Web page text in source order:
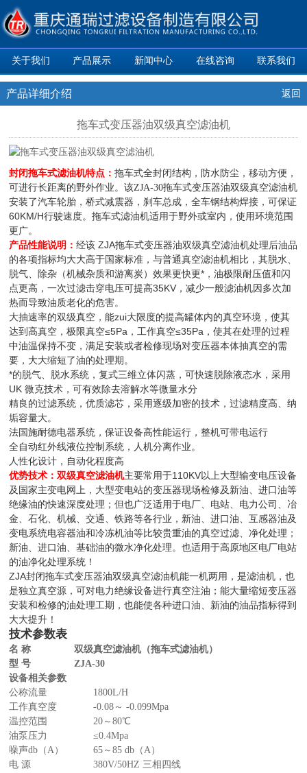
关于我们 产品展示 新闻中心 在线咨询 联系我们
产品详细介绍 返回
拖车式变压器油双级真空滤油机
封闭拖车式滤油机特点：拖车式全封闭结构，防水防尘，移动方便，
可进行长距离的野外作业。该ZJA-30拖车式变压器油双级真空滤油机
安装了汽车轮胎，桥式减震器，刹车总成，全车钢结构焊接，可保证
60KM/H行驶速度。拖车式滤油机适用于野外或室内，使用环境范围
更广。
产品性能说明：经该 ZJA拖车式变压器油双级真空滤油机处理后油品
的各项指标均大大高于国家标准，与普通真空滤油机相比，其脱水、
脱气、除杂（机械杂质和游离炭）效果更快更*，油极限耐压值和闪
点更高，一次过滤击穿电压可提高35KV，减少一般滤油机因多次加
热而导致油质老化的危害。
大抽速率的双级真空，能zui大限度的提高罐体内的真空环境，使其
达到高真空，极限真空≤5Pa，工作真空≤35Pa，使其在处理的过程
中油温保持不变，满足安装或者检修现场对变压器本体抽真空的需
要，大大缩短了油的处理期。
*的脱气、脱水系统，复式三维立体闪蒸，可快速脱除液态水，采用
UK 微克技术，可有效除去溶解水等微量水分
精良的过滤系统，优质滤芯，采用逐级加密的技术，过滤精度高、纳
垢容量大。
法国施耐德电器系统，保证设备高性能运行，整机可带电运行
全自动红外线液位控制系统，人机分离作业。
人性化设计，自动化程度高
优势技术：双级真空滤油机主要常 用于110KV以上大型输变电压设备
及国家主变电网上，大型变电站的变压器现场检修及新油、进口油等
绝缘油的快速深度处理；但也广泛适用于电厂、电站、电力公司、冶
金、石化、机械、交通、铁路等各行业，新油、进口油、互感器油及
变电系统电容器油和冷冻机油等比较贵重油的真空过滤、净化处理；
新油、进口油、基础油的微水净化处理。也适用于高原地区电厂电站
的油净化处理系统！
ZJA封闭拖车式变压器油双级真空滤油机能一机两用，是滤油机，也
是独立真空源，可对电力绝缘设备进行真空注油；能大量缩短变压器
安装和检修的油处理工期，也能使各种进口油、新油的油品指标得到
大大提升！
技术参数表
名 称
双级真空滤油机（拖车式滤油机）
型 号
ZJA-30
设备相关参数
公称流量
1800L/H
工作真空度
-0.08～ -0.099Mpa
温控范围
20～80℃
油泵压力
≤0.4Mpa
噪声db（A）
65～85 db（A）
电 源
380V/50HZ 三相四线